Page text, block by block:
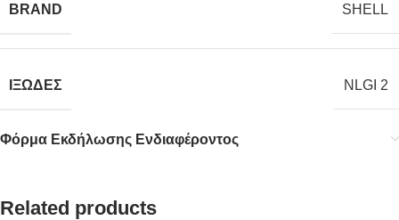
BRAND SHELL
ΙΞΩΔΕΣ NLGI 2
Φόρμα Εκδήλωσης Ενδιαφέροντος
Related products